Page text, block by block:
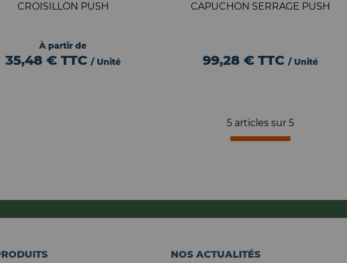
CROISILLON PUSH
À partir de
35,48 € TTC / Unité
CAPUCHON SERRAGE PUSH
99,28 €TTC / Unité
5 articles sur 5
NOS ACTUALITÉS